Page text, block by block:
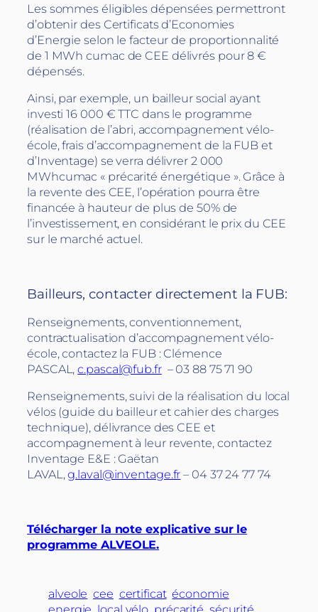
Les sommes éligibles dépensées permettront
d’obtenir des Certificats d’Economies
d’Energie selon le facteur de proportionnalité
de 1 MWh cumac de CEE délivrés pour 8 €
dépensés.
Ainsi, par exemple, un bailleur social ayant
investi 16 000 € TTC dans le programme
(réalisation de l’abri, accompagnement vélo-
école, frais d’accompagnement de la FUB et
d’Inventage) se verra délivrer 2 000
MWhcumac « précarité énergétique ». Grâce à
la revente des CEE, l’opération pourra être
financée à hauteur de plus de 50% de
l’investissement, en considérant le prix du CEE
sur le marché actuel.
Bailleurs, contacter directement la FUB:
Renseignements, conventionnement,
contractualisation d’accompagnement vélo-
école, contactez la FUB : Clémence
PASCAL,c.pascal@fub.fr– 03 88 75 71 90
Renseignements, suivi de la réalisation du local
vélos (guide du bailleur et cahier des charges
technique), délivrance des CEE et
accompagnement à leur revente, contactez
Inventage E&E : Gaëtan
LAVAL,g.laval@inventage.fr – 04 37 24 77 74
Télécharger la note explicative sur le
programme ALVEOLE.
alveole cee certificat économie